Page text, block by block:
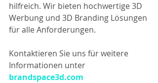
hilfreich. Wir bieten hochwertige 3D
Werbung und 3D Branding Lösungen
für alle Anforderungen.
Kontaktieren Sie uns für weitere
Informationen unter
brandspace3d.com